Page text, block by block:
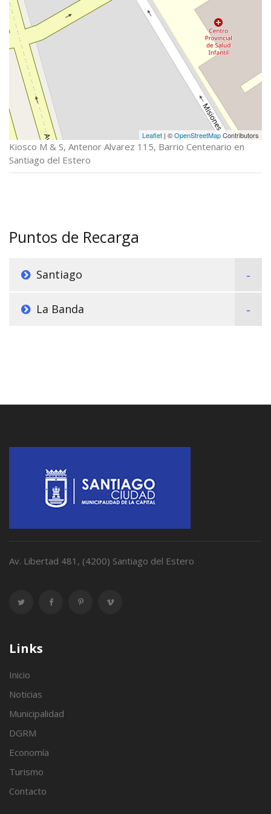
Leaflet | ©OpenStreetMapContributors
Kiosco M & S, Antenor Alvarez 115, Barrio Centenario en
Santiago del Estero
Puntos de Recarga
Santiago
La Banda
Av. Libertad 481, (4200) Santiago del Estero
Links
Inicio
Noticias
Municipalidad
DGRM
Economía
Turismo
Contacto